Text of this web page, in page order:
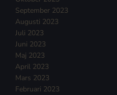
September 2023
Augusti 2023
Juli 2023
Juni 2023
Maj 2023
April 2023
Mars 2023
Februari 2023